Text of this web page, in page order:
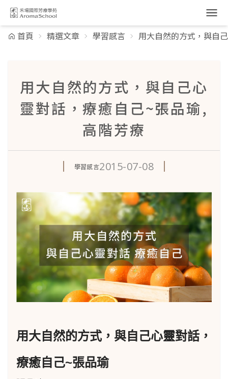
跳到主要內容
首頁 精選文章 學習感言 用大自然的方式，與自
用大自然的方式，與自己心
靈對話，療癒自己~張品瑜,
高階芳療
學習感言2015-07-08
用大自然的方式，與自己心靈對話，
療癒自己~張品瑜